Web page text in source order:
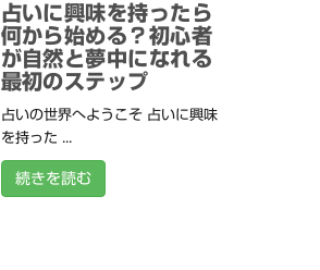
占いに興味を持ったら
何から始める？初心者
が自然と夢中になれる
最初のステップ
占いの世界へようこそ 占いに興味
を持った ...
続きを読む